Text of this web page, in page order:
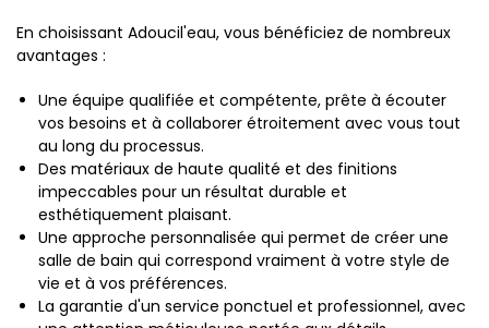
En choisissant Adoucil'eau, vous bénéficiez de nombreux
avantages :
Une équipe qualifiée et compétente, prête à écouter
vos besoins et à collaborer étroitement avec vous tout
au long du processus.
Des matériaux de haute qualité et des finitions
impeccables pour un résultat durable et
esthétiquement plaisant.
Une approche personnalisée qui permet de créer une
salle de bain qui correspond vraiment à votre style de
vie et à vos préférences.
La garantie d'un service ponctuel et professionnel, avec